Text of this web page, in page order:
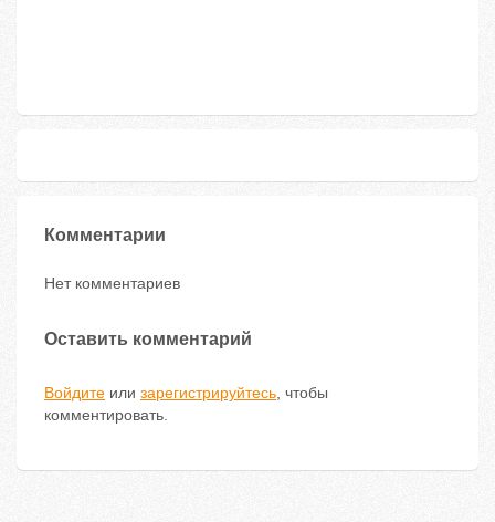
Комментарии
Нет комментариев
Оставить комментарий
Войдите или зарегистрируйтесь, чтобы
комментировать.